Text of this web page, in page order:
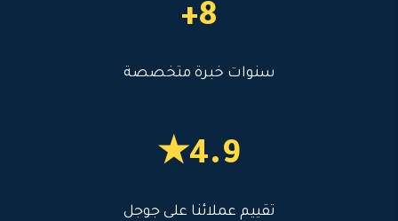
8+
سنوات خبرة متخصصة
4.9★
تقييم عملائنا على جوجل